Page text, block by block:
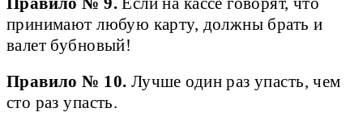
принимают любую карту, должны брать и
валет бубновый!
Правило № 10. Лучше один раз упасть, чем
сто раз упасть.